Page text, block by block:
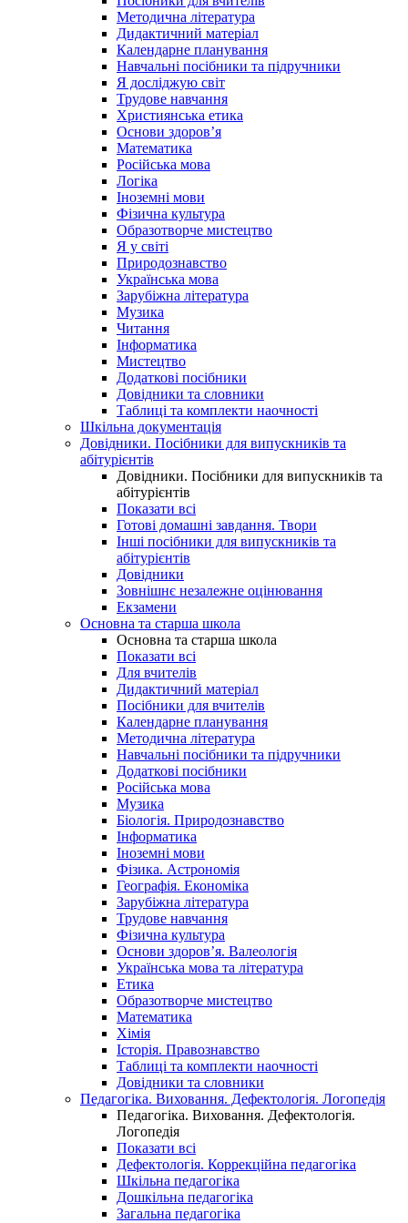
Методична література
Дидактичний матеріал
Календарне планування
Навчальні посібники та підручники
Я досліджую світ
Трудове навчання
Християнська етика
Основи здоров’я
Математика
Російська мова
Логіка
Іноземні мови
Фізична культура
Образотворче мистецтво
Я у світі
Природознавство
Українська мова
Зарубіжна література
Музика
Читання
Інформатика
Мистецтво
Додаткові посібники
Довідники та словники
Таблиці та комплекти наочності
Шкільна документація
Довідники. Посібники для випускників та
абітурієнтів
Довідники. Посібники для випускників та
абітурієнтів
Показати всі
Готові домашні завдання. Твори
Інші посібники для випускників та
абітурієнтів
Довідники
Зовнішнє незалежне оцінювання
Екзамени
Основна та старша школа
Основна та старша школа
Показати всі
Для вчителів
Дидактичний матеріал
Посібники для вчителів
Календарне планування
Методична література
Навчальні посібники та підручники
Додаткові посібники
Російська мова
Музика
Біологія. Природознавство
Інформатика
Іноземні мови
Фізика. Астрономія
Географія. Економіка
Зарубіжна література
Трудове навчання
Фізична культура
Основи здоров’я. Валеологія
Українська мова та література
Етика
Образотворче мистецтво
Математика
Хімія
Історія. Правознавство
Таблиці та комплекти наочності
Довідники та словники
Педагогіка. Виховання. Дефектологія. Логопедія
Педагогіка. Виховання. Дефектологія.
Логопедія
Показати всі
Дефектологія. Коррекційна педагогіка
Шкільна педагогіка
Дошкільна педагогіка
Загальна педагогіка